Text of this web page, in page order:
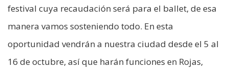
festival cuya recaudación será para el ballet, de esa
manera vamos sosteniendo todo. En esta
oportunidad vendrán a nuestra ciudad desde el 5 al
16 de octubre, así que harán funciones en Rojas,